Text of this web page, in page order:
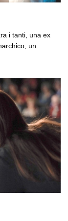
i tanti, una ex
un